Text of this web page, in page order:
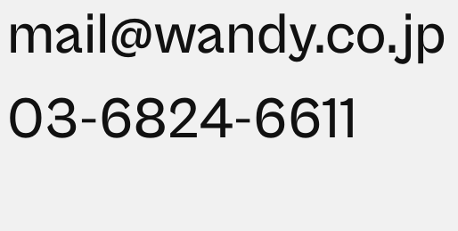
mail@wandy.co.jp
03-6824-6611